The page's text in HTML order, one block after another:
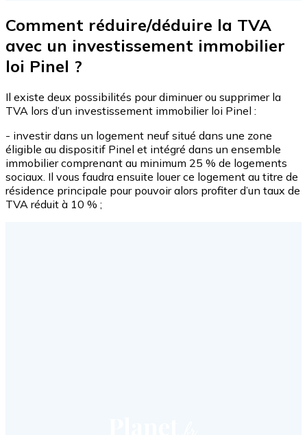
Comment réduire/déduire la TVA
avec un investissement immobilier
loi Pinel ?
Il existe deux possibilités pour diminuer ou supprimer la
TVA lors d’un investissement immobilier loi Pinel :
- investir dans un logement neuf situé dans une zone
éligible au dispositif Pinel et intégré dans un ensemble
immobilier comprenant au minimum 25 % de logements
sociaux. Il vous faudra ensuite louer ce logement au titre de
résidence principale pour pouvoir alors profiter d’un taux de
TVA réduit à 10 % ;